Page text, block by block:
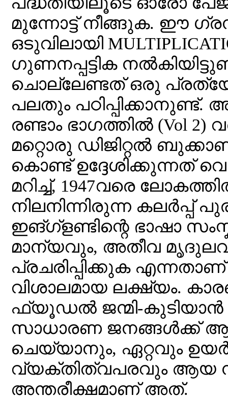
മുന്നോട്ട് നീങ്ങുക. ഈ
ഒടുവിലായി
ഗുണനപ്പട്ടിക
ചൊല്ലേണ്ടത് ഒരു
പലതും
രണ്ടാം ഭാഗത്തിൽ (Vol
മറ്റൊരു ഡിജിറ്റൽ
കൊണ്ട് ഉദ്ദേശിക്കുന്നത്
മറിച്ച്, 1947വരെ
നിലനിന്നിരുന്ന കലർപ്പ്
ഇങ്ഗ്ളണ്ടിന്റെ ഭാഷാ
മാന്യവും, അതീവ
പ്രചരിപ്പിക്കുക
വിശാലമായ ലക്ഷ്യം.
ഫ്യൂഡൽ ജന്മി-
സാധാരണ ജനങ്ങൾക്ക്
ചെയ്യാനും, ഏറ്റവും
വ്യക്തിത്വപരവും ആയ
അന്തരീക്ഷമാണ് അത്.